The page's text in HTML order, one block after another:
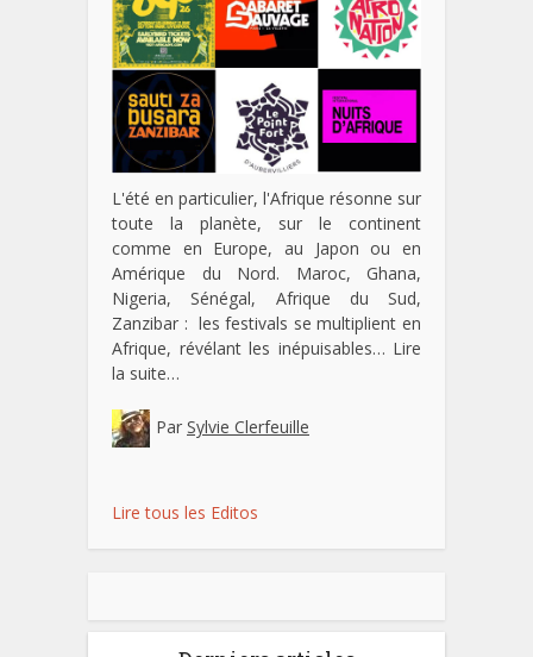
L'été en particulier, l'Afrique résonne sur
toute la planète, sur le continent
comme en Europe, au Japon ou en
Amérique du Nord. Maroc, Ghana,
Nigeria, Sénégal, Afrique du Sud,
Zanzibar : les festivals se multiplient en
Afrique, révélant les inépuisables… Lire
la suite…
Par Sylvie Clerfeuille
Lire tous les Editos